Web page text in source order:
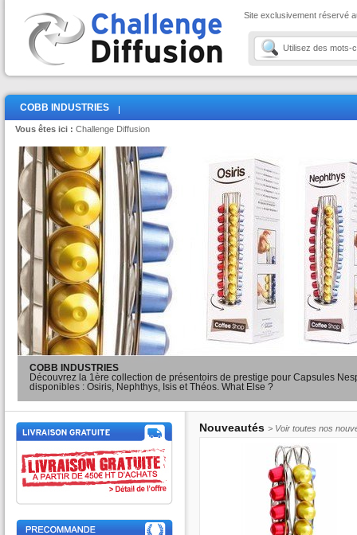
Site exclusivement réservé
COBB INDUSTRIES
Vous êtes ici : Challenge Diffusion
COBB INDUSTRIES
Découvrez la 1ère collection de présentoirs de prestige pour Capsules
disponibles : Osiris, Nephthys, Isis et Théos. What Else ?
Nouveautés > Voir toutes nos